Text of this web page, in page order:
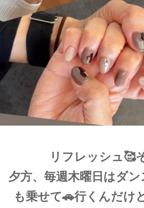
リフレッシュ🥰
夕方、毎週木曜日はダ
も乗せて🚗行くんだけ